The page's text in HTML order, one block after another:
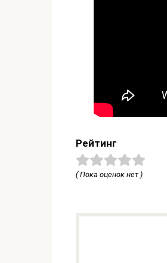
Рейтинг
( Пока оценок нет )